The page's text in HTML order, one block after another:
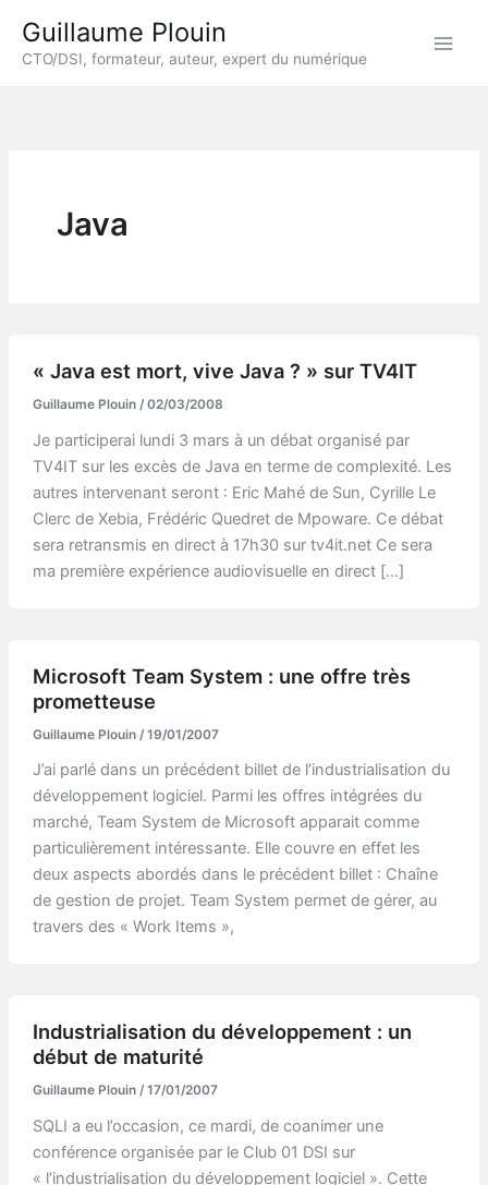
contenu
Guillaume Plouin
CTO/DSI, formateur, auteur, expert du numérique
Java
« Java est mort, vive Java ? » sur TV4IT
Guillaume Plouin / 02/03/2008
Je participerai lundi 3 mars à un débat organisé par
TV4IT sur les excès de Java en terme de complexité. Les
autres intervenant seront : Eric Mahé de Sun, Cyrille Le
Clerc de Xebia, Frédéric Quedret de Mpoware. Ce débat
sera retransmis en direct à 17h30 sur tv4it.net Ce sera
ma première expérience audiovisuelle en direct […]
Microsoft Team System : une offre très
prometteuse
Guillaume Plouin / 19/01/2007
J’ai parlé dans un précédent billet de l’industrialisation du
développement logiciel. Parmi les offres intégrées du
marché, Team System de Microsoft apparait comme
particulièrement intéressante. Elle couvre en effet les
deux aspects abordés dans le précédent billet : Chaîne
de gestion de projet. Team System permet de gérer, au
travers des « Work Items »,
Industrialisation du développement : un
début de maturité
Guillaume Plouin / 17/01/2007
SQLI a eu l’occasion, ce mardi, de coanimer une
conférence organisée par le Club 01 DSI sur
« l’industrialisation du développement logiciel ». Cette